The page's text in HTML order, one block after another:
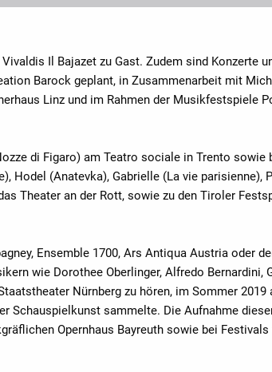
Il Bajazet zu Gast. Zudem sind Konzerte
Barock geplant, in Zusammenarbeit mit
Linz und im Rahmen der Musikfestspiele
di Figaro) am Teatro sociale in Trento sowie
Hodel (Anatevka), Gabrielle (La vie parisienne),
Theater an der Rott, sowie zu den Tiroler
Ensemble 1700, Ars Antiqua Austria oder
wie Dorothee Oberlinger, Alfredo Bernardini,
Nürnberg zu hören, im Sommer
sammelte. Die Aufnahme
Opernhaus Bayreuth sowie bei